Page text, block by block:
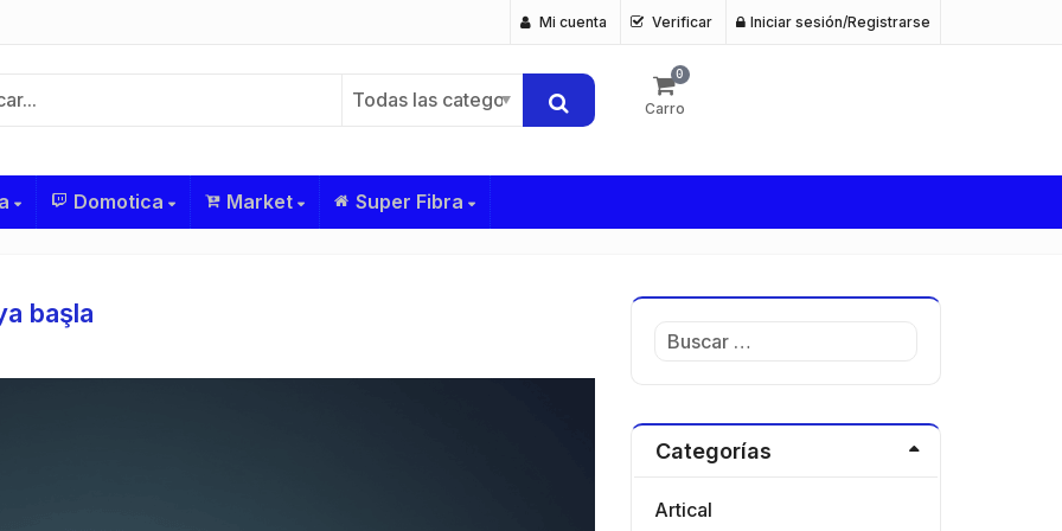
Mi cuenta Verificar Iniciar sesión/Registrarse
Todas las categorías
0
Carro
Domotica Market Super Fibra
başla
Buscar:
Categorías
Artical